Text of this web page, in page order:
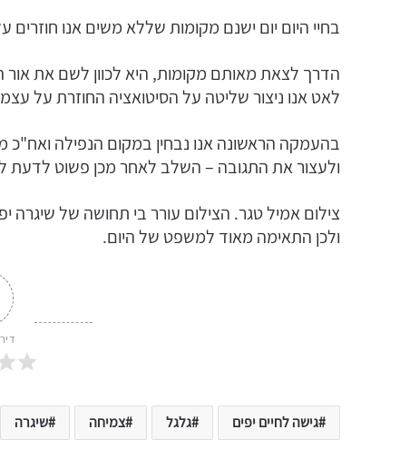
בחיי היום יום ישנם מקומות שללא משים אנו חוזרים
הדרך לצאת מאותם מקומות, היא לכוון לשם את אור
לאט אנו ניצור שליטה על הסיטואציה החוזרת על
בהעמקה הראשונה אנו נבחין במקום הנפילה ואח"כ
ולעצור את התגובה – השלב לאחר מכן פשוט לדעת
צילום אמיל טגר. הצילום עורר בי תחושה של שיגרה
ולכן התאימה מאוד למשפט של היום.
גישה לחיים יפים גלגל צמיחה שיגרה